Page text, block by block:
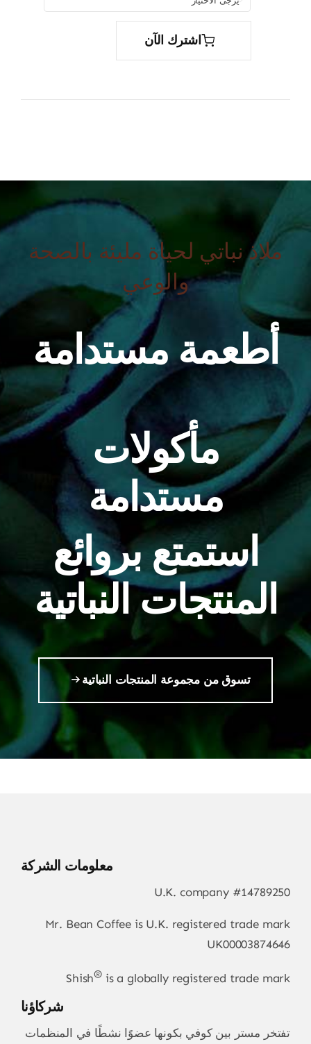
اشترك الآن
ملاذ نباتي لحياة مليئة بالصحة
والوعي
أطعمة مستدامة
مأكولات
مستدامة
استمتع بروائع
المنتجات النباتية
تسوق من مجموعة المنتجات النباتية
معلومات الشركة
U.K. company #14789250
Mr. Bean Coffee is U.K. registered trade mark
UK00003874646
Shish® is a globally registered trade mark
شركاؤنا
تفتخر مستر بين كوفي بكونها عضوًا نشطًا في المنظمات